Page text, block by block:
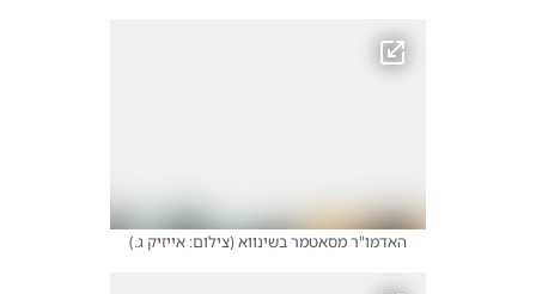
האדמו"ר מסאטמר בשינווא(צילום: אייזיק ג.)